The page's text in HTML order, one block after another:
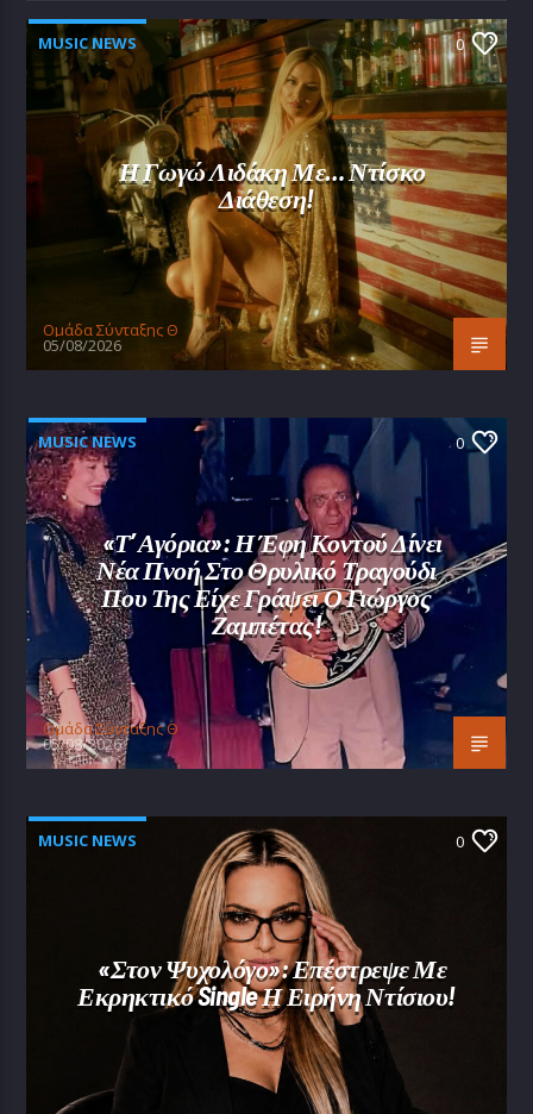
MUSIC NEWS 0
Η Γωγώ Λιδάκη Με… Ντίσκο
Διάθεση!
Oμάδα Σύνταξης Θ
05/08/2026
MUSIC NEWS 0
«Τ’ Αγόρια»: Η Έφη Κοντού Δίνει
Νέα Πνοή Στο Θρυλικό Τραγούδι
Που Της Είχε Γράψει Ο Γιώργος
Ζαμπέτας!
Oμάδα Σύνταξης Θ
05/08/2026
MUSIC NEWS 0
«Στον Ψυχολόγο»: Επέστρεψε Με
Εκρηκτικό Single Η Ειρήνη Ντίσιου!